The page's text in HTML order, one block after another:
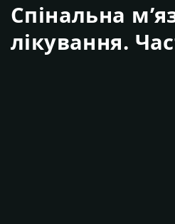
Спінальна
лікування.